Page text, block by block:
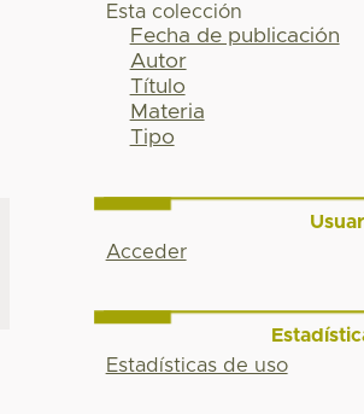
Esta colección
Fecha de publicación
Autor
Título
Materia
Tipo
Acceder
Estadísticas de uso